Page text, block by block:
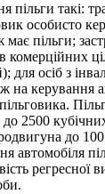
пільги такі:
особисто
пільги;
комерційних
для осіб з
на керування
2500
до
автомобіля
регресної